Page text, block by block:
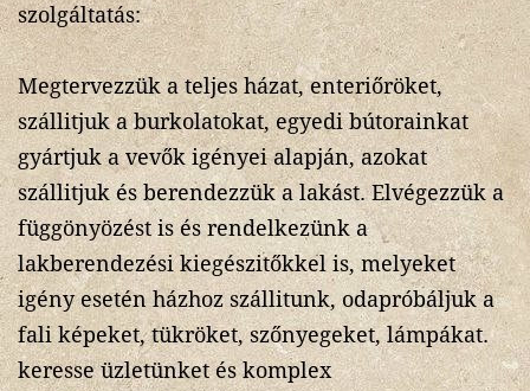
szolgáltatás:
Megtervezzük a teljes házat, enteriőröket,
szállitjuk a burkolatokat, egyedi bútorainkat
gyártjuk a vevők igényei alapján, azokat
szállitjuk és berendezzük a lakást. Elvégezzük a
függönyözést is és rendelkezünk a
lakberendezési kiegészitőkkel is, melyeket
igény esetén házhoz szállitunk, odapróbáljuk a
fali képeket, tükröket, szőnyegeket, lámpákat.
keresse üzletünket és komplex